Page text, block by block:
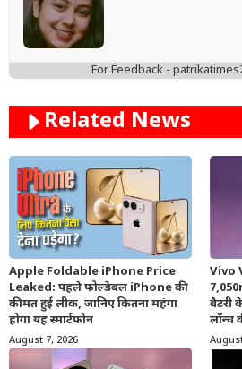
For Feedback -
Related News
Apple Foldable iPhone Price
Leaked: पहले फोल्डेबल iPhone की
कीमत हुई लीक, जानिए कितना महंगा
होगा यह स्मार्टफोन
August 7, 2026
Vivo
बैटरी
लॉन्च